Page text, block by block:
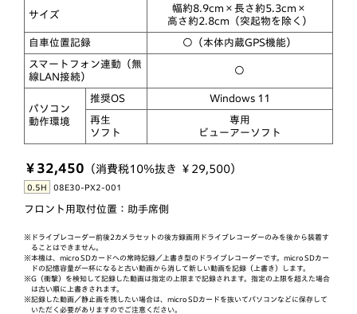
サイズ
幅約8.9cm×長さ約5.3cm×
高さ約2.8cm（突起物を除く）
自車位置記録 ○（本体内蔵GPS機能）
スマートフォン連動（無
線LAN接続）
○
パソコン
動作環境
推奨OS Windows 11
再生
ソフト
専用
ビューアーソフト
￥32,450 （消費税10％抜き ￥29,500）
0.5H 08E30-PX2-001
フロント用取付位置：助手席側
※ドライブレコーダー前後2カメラセットの後方録画用ドライブレコーダーのみを後から装着す
ることはできません。
※本機は、micro SDカードへの常時記録／上書き型のドライブレコーダーです。micro SDカー
ドの記憶容量が一杯になると古い動画から消して新しい動画を記録（上書き）します。
※G（衝撃）を検知して記録した動画は指定の上限まで記録されます。指定の上限を超えた場合
は古い順に上書きされます。
※記録した動画／静止画を残したい場合は、micro SDカードを抜いてパソコンなどに保存して
いただく必要がありますのでご注意ください。